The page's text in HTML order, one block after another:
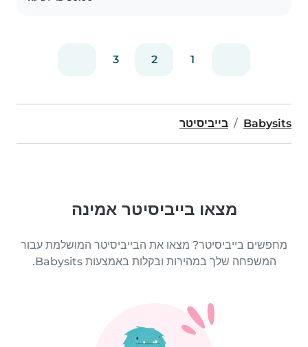
1
2
3
Babysits בייביסיטר
מצאו בייביסיטר אמינה
מחפשים בייביסיטר? מצאו את הבייביסיטר המושלמת עבור
המשפחה שלך במהירות ובקלות באמצעות Babysits.